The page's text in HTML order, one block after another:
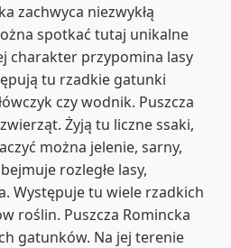
zachwyca niezwykłą
spotkać tutaj unikalne
charakter przypomina lasy
tu rzadkie gatunki
czy wodnik. Puszcza
Żyją tu liczne ssaki,
można jelenie, sarny,
rozległe lasy,
Występuje tu wiele rzadkich
roślin. Puszcza Romincka
gatunków. Na jej terenie